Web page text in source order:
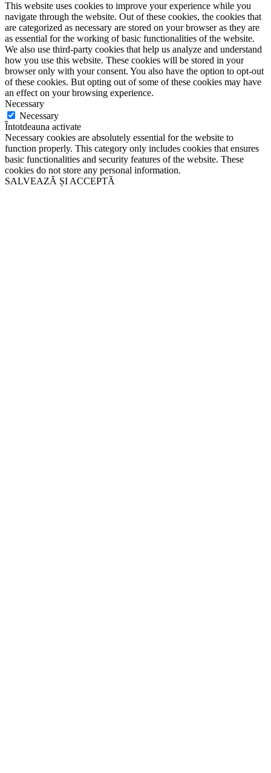
This website uses cookies to improve your experience while you
navigate through the website. Out of these cookies, the cookies that
are categorized as necessary are stored on your browser as they are
as essential for the working of basic functionalities of the website.
We also use third-party cookies that help us analyze and understand
how you use this website. These cookies will be stored in your
browser only with your consent. You also have the option to opt-out
of these cookies. But opting out of some of these cookies may have
an effect on your browsing experience.
Necessary
Necessary
Întotdeauna activate
Necessary cookies are absolutely essential for the website to
function properly. This category only includes cookies that ensures
basic functionalities and security features of the website. These
cookies do not store any personal information.
SALVEAZĂ ȘI ACCEPTĂ